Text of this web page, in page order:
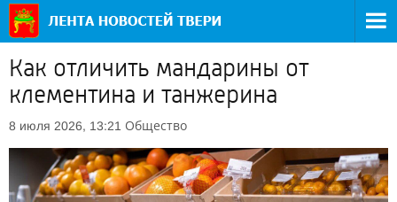
Как отличить мандарины от
клементина и танжерина
8 июля 2026, 13:21 Общество